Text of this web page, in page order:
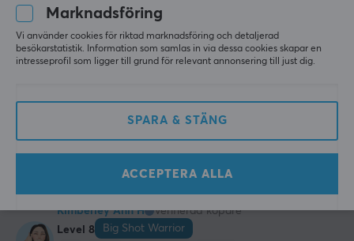
Producentens garanti
Kabellängd
Filip U
Verifierad köpare
Level 6
Gnarly Specialist
Playstation
PC
Lång
för 2 år sen
Kimberley Ann H
Verifierad köpare
Level 8
Big Shot Warrior
Marknadsföring
Vi använder cookies för riktad marknadsföring och detaljerad
besökarstatistik. Information som samlas in via dessa cookies skapar en
intresseprofil som ligger till grund för relevant annonsering till just dig.
SPARA & STÄNG
ACCEPTERA ALLA